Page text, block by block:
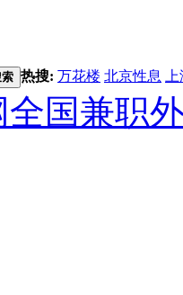
热搜: 万花楼 北京性息
国兼职